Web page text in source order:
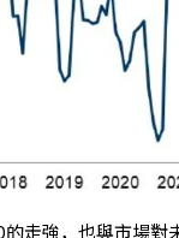
走強，也與市場對